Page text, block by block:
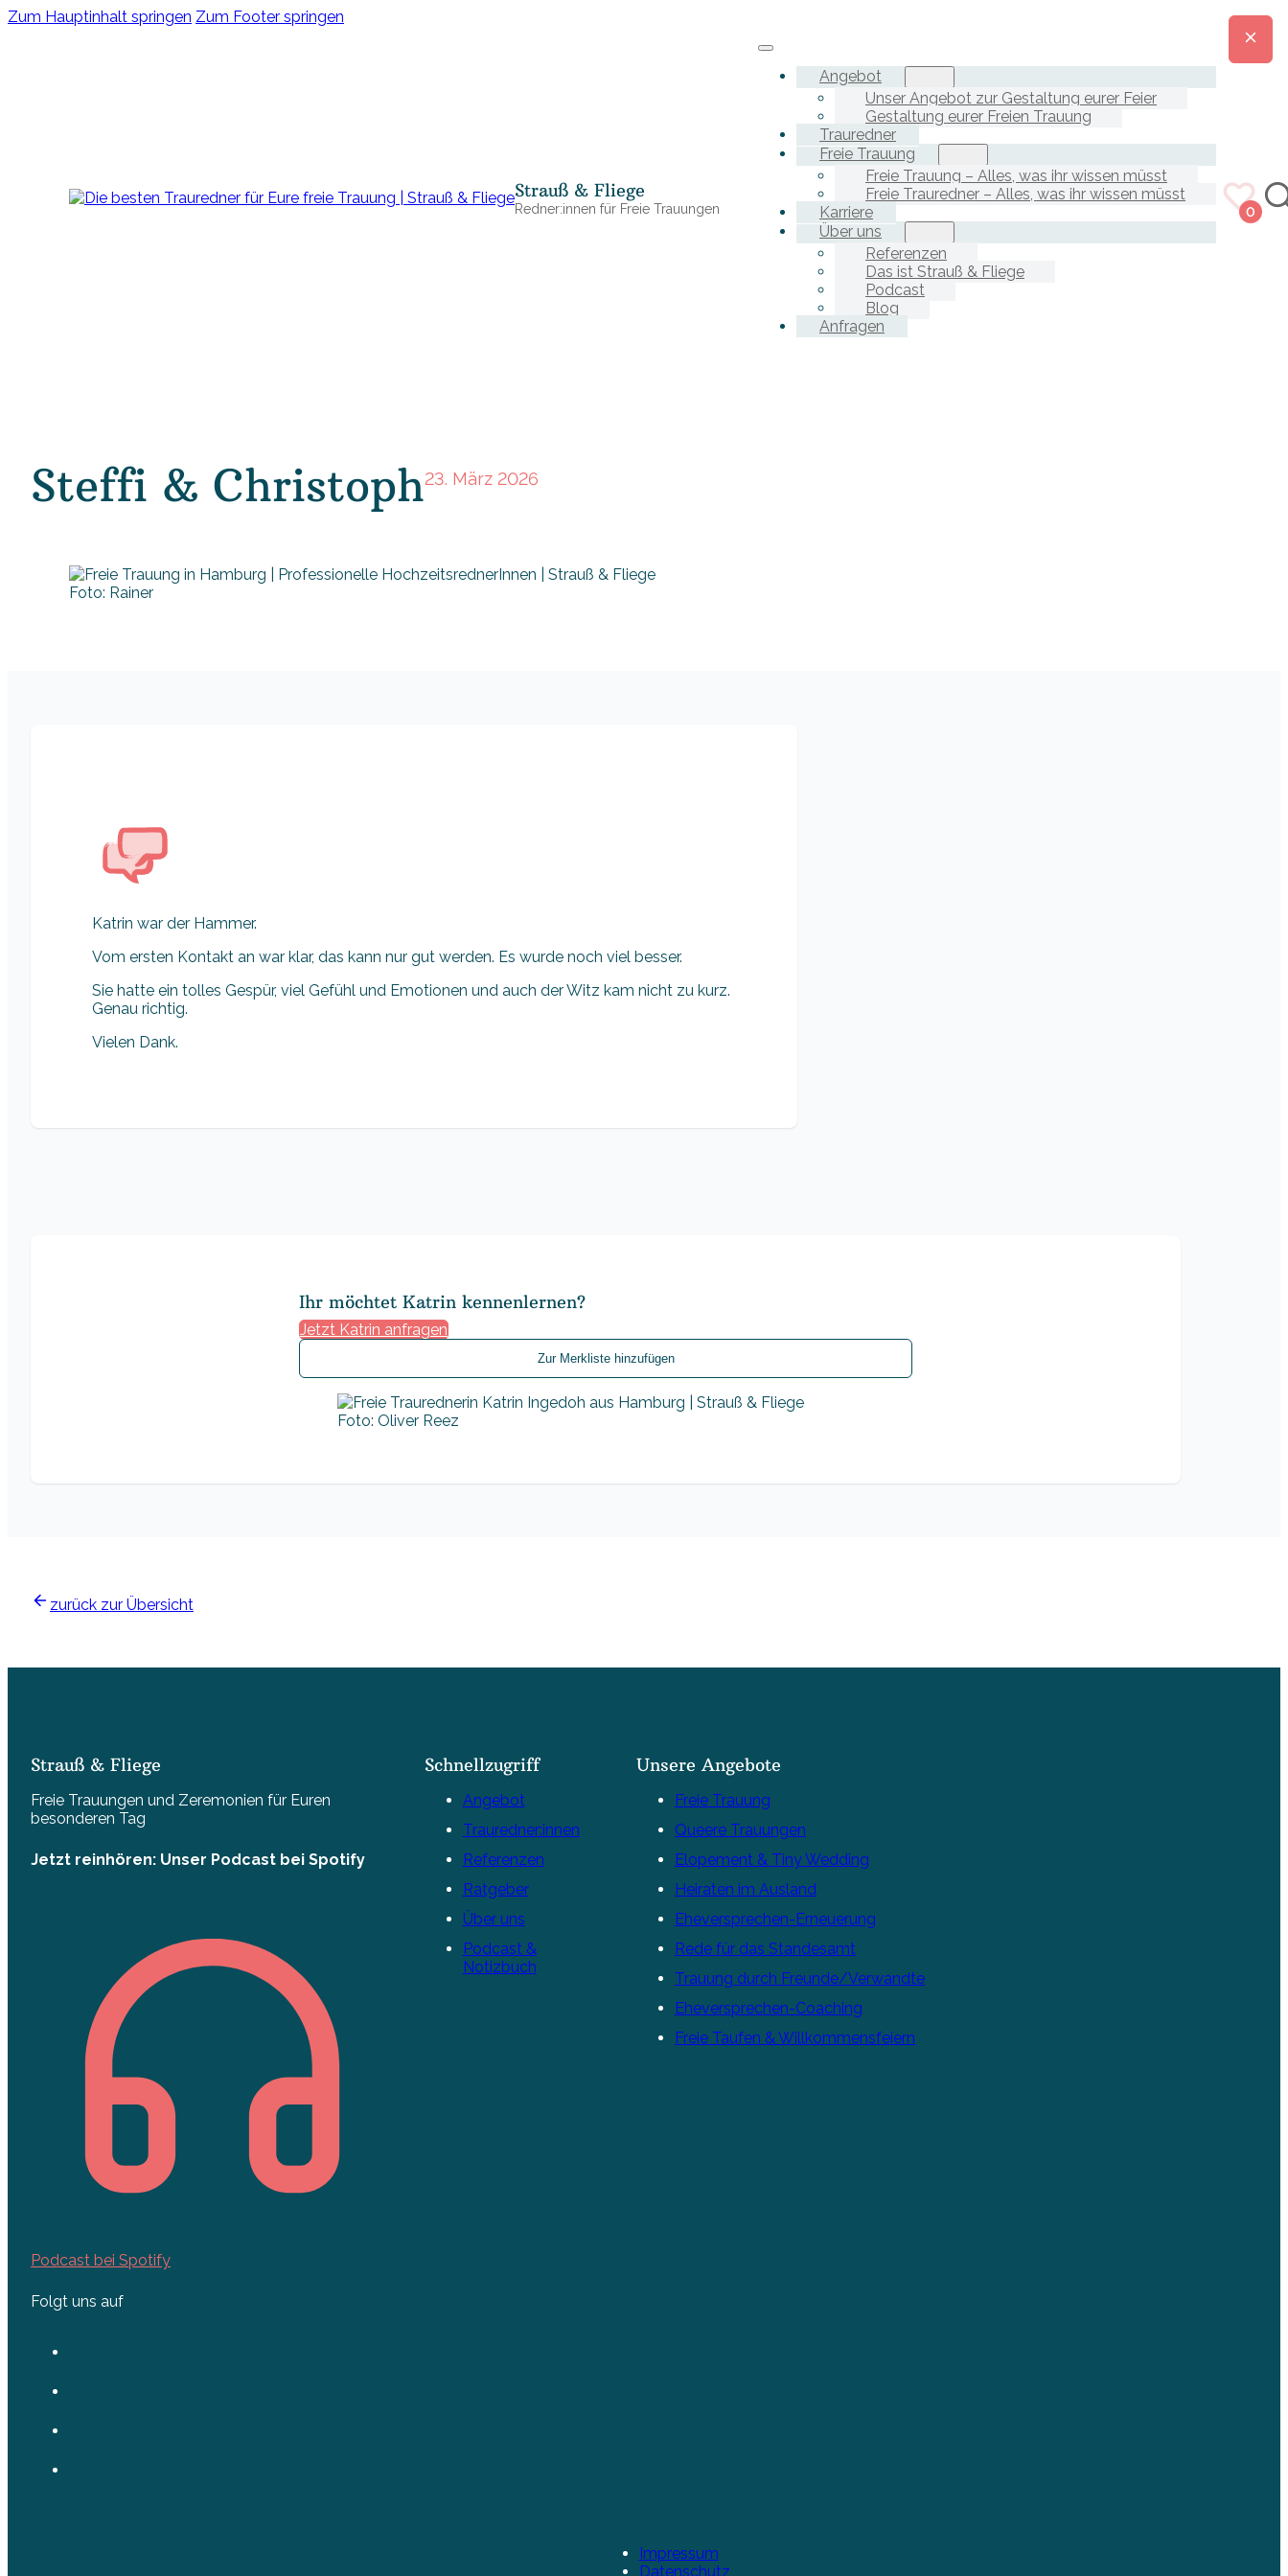
Zum Hauptinhalt springen Zum Footer springen
Strauß & Fliege
Redner:innen für Freie Trauungen
Angebot
Unser Angebot zur Gestaltung eurer Feier
Gestaltung eurer Freien Trauung
Trauredner
Freie Trauung
Freie Trauung – Alles, was ihr wissen müsst
Freie Trauredner – Alles, was ihr wissen müsst
Karriere
Über uns
Referenzen
Das ist Strauß & Fliege
Podcast
Blog
Anfragen
0
Steffi & Christoph23. März 2026
Foto: Rainer
Katrin war der Hammer.
Vom ersten Kontakt an war klar, das kann nur gut werden. Es wurde noch viel besser.
Sie hatte ein tolles Gespür, viel Gefühl und Emotionen und auch der Witz kam nicht zu kurz.
Genau richtig.
Vielen Dank.
Ihr möchtet Katrin kennenlernen?
Jetzt Katrin anfragen
Zur Merkliste hinzufügen
Foto: Oliver Reez
zurück zur Übersicht
Strauß & Fliege
Freie Trauungen und Zeremonien für Euren
besonderen Tag
Jetzt reinhören: Unser Podcast bei Spotify
Podcast bei Spotify
Folgt uns auf
Schnellzugriff
Angebot
Trauredner:innen
Referenzen
Ratgeber
Über uns
Podcast &
Notizbuch
Unsere Angebote
Freie Trauung
Queere Trauungen
Elopement & Tiny Wedding
Heiraten im Ausland
Eheversprechen-Erneuerung
Rede für das Standesamt
Trauung durch Freunde/Verwandte
Eheversprechen-Coaching
Freie Taufen & Willkommensfeiern
Impressum
Datenschutz